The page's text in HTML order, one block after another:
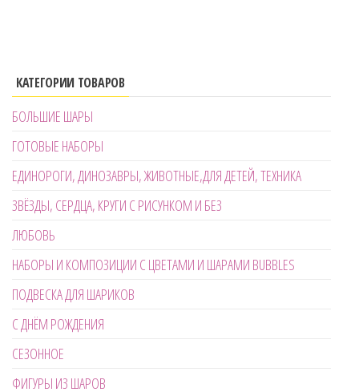
КАТЕГОРИИ ТОВАРОВ
БОЛЬШИЕ ШАРЫ
ГОТОВЫЕ НАБОРЫ
ЕДИНОРОГИ, ДИНОЗАВРЫ, ЖИВОТНЫЕ,ДЛЯ ДЕТЕЙ, ТЕХНИКА
ЗВЁЗДЫ, СЕРДЦА, КРУГИ С РИСУНКОМ И БЕЗ
ЛЮБОВЬ
НАБОРЫ И КОМПОЗИЦИИ С ЦВЕТАМИ И ШАРАМИ BUBBLES
ПОДВЕСКА ДЛЯ ШАРИКОВ
С ДНЁМ РОЖДЕНИЯ
СЕЗОННОЕ
ФИГУРЫ ИЗ ШАРОВ